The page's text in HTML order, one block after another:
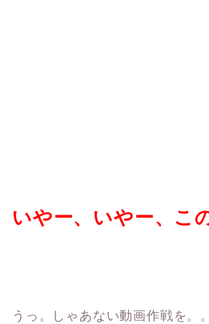
いやー、いやー、こ
うっ。しゃあない動画作戦を。。